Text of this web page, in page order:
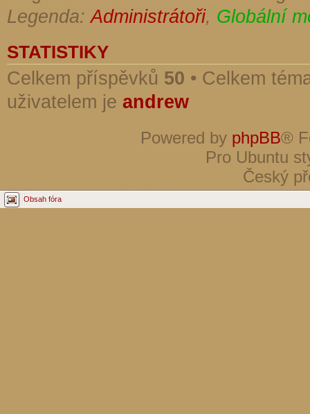
Legenda:Administrátoři, Globální
STATISTIKY
Celkem příspěvků 50 • Celkem
uživatelem je andrew
Powered by phpBB®
Pro Ubuntu
Český
Obsah fóra